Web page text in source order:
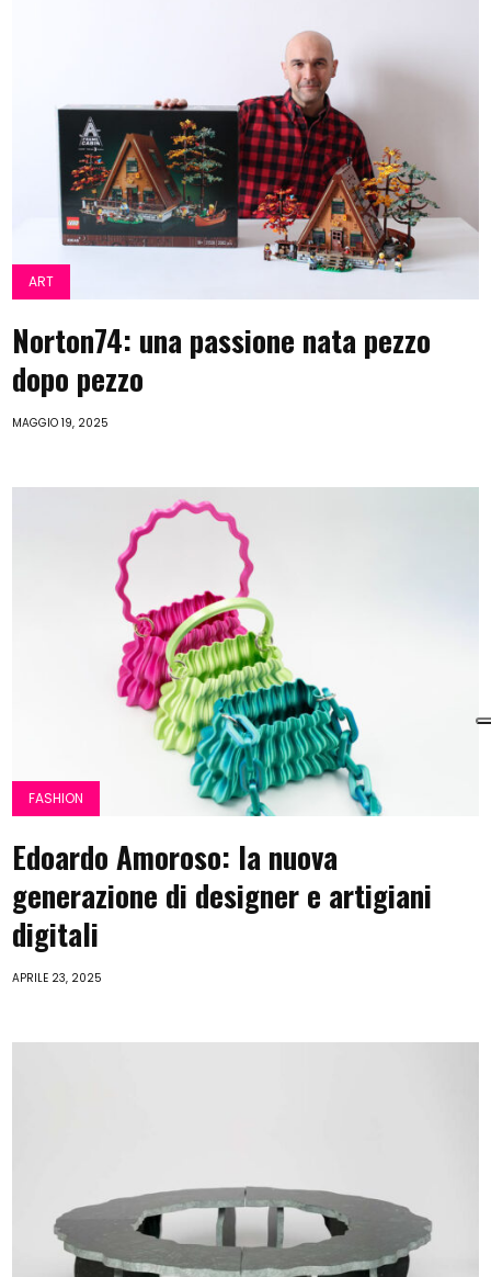
ART
Norton74: una passione nata pezzo
dopo pezzo
MAGGIO 19, 2025
FASHION
Edoardo Amoroso: la nuova
generazione di designer e artigiani
digitali
APRILE 23, 2025